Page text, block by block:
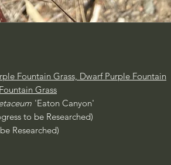
Fountain Grass, Dwarf Purple Fountain
Grass
'Eaton Canyon'
to be Researched)
Researched)